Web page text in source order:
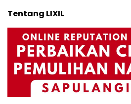
Tentang LIXIL